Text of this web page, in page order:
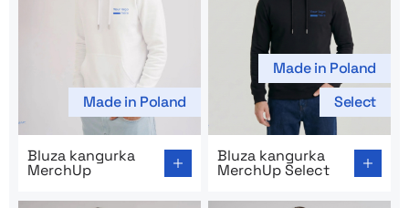
Made in Poland
Bluza kangurka
MerchUp
Made in Poland
Select
Bluza kangurka
MerchUp Select